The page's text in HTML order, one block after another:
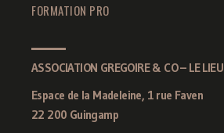
FORMATION PRO
ASSOCIATION GREGOIRE & CO – LE LIEU
Espace de la Madeleine, 1 rue Faven
22 200 Guingamp